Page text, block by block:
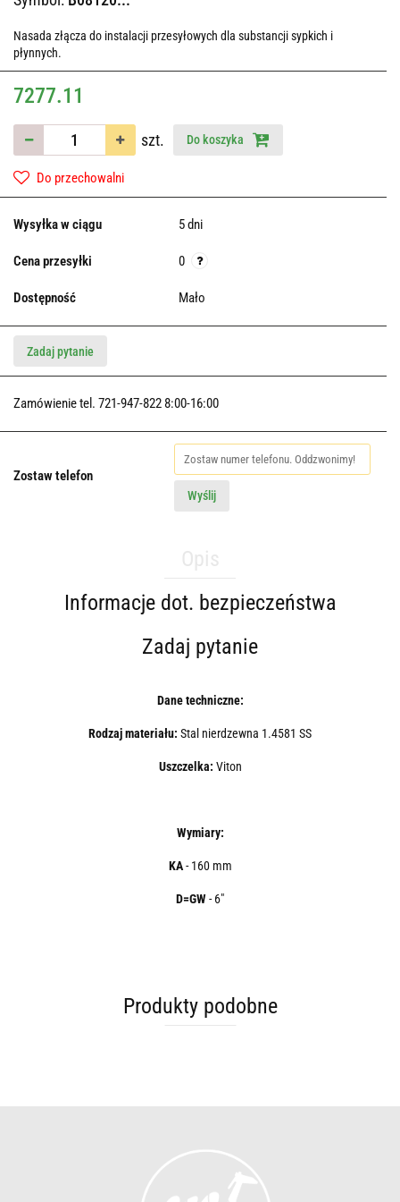
Nasada złącza do instalacji przesyłowych dla substancji sypkich i
płynnych.
7277.11
szt. Do koszyka
Do przechowalni
Wysyłka w ciągu 5 dni
Cena przesyłki 0
Dostępność Mało
Zadaj pytanie
Zamówienie tel. 721-947-822 8:00-16:00
Zostaw telefon
Wyślij
Informacje dot. bezpieczeństwa
Zadaj pytanie
Dane techniczne:
Rodzaj materiału: Stal nierdzewna 1.4581 SS
Uszczelka: Viton
Wymiary:
KA- 160 mm
D=GW- 6"
Produkty podobne